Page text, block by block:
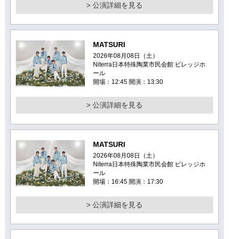
> 公演詳細を見る
MATSURI
2026年08月08日（土）
Niterra日本特殊陶業市民会館 ビレッジホ
ール
開場：12:45 開演：13:30
> 公演詳細を見る
MATSURI
2026年08月08日（土）
Niterra日本特殊陶業市民会館 ビレッジホ
ール
開場：16:45 開演：17:30
> 公演詳細を見る